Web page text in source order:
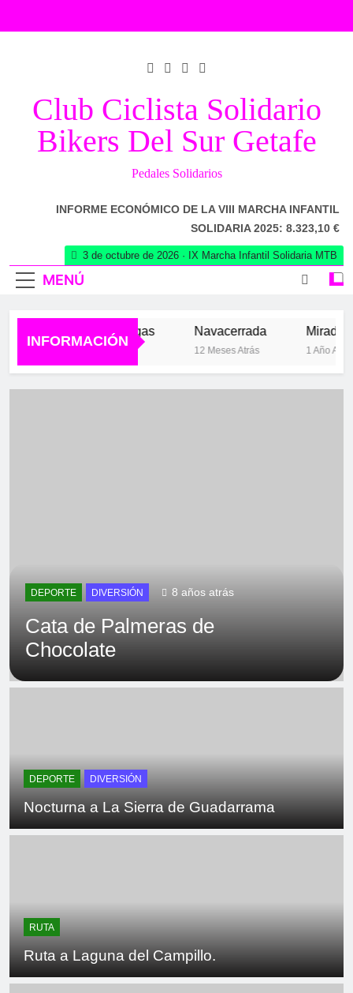
Club Ciclista Solidario
Bikers Del Sur Getafe
Pedales Solidarios
INFORME ECONÓMICO DE LA VIII MARCHA INFANTIL
SOLIDARIA 2025: 8.323,10 €
MENÚ
3 de octubre de 2026 · IX Marcha Infantil Solidaria MTB
INFORMACIÓN
Los 102 de las Vegas Navacerrada
12 Meses Atrás
Mirador de
1 Año Atrás
DEPORTE DIVERSIÓN 8 años atrás
Cata de Palmeras de
Chocolate
DEPORTE DIVERSIÓN
Nocturna a La Sierra de Guadarrama
RUTA
Ruta a Laguna del Campillo.